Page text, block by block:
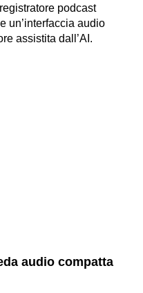
podcast
un’interfaccia audio
assistita dall’AI.
audio compatta